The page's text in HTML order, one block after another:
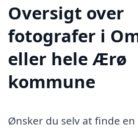
Oversigt over
fotografer i
eller hele Ærø
kommune
Ønsker du selv at finde